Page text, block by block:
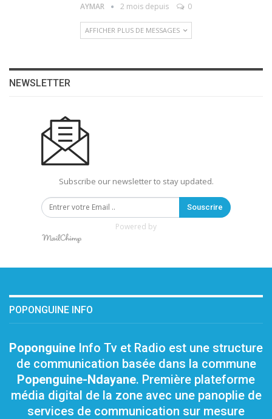
AYMAR 2 mois depuis 0
AFFICHER PLUS DE MESSAGES
NEWSLETTER
Subscribe our newsletter to stay updated.
Souscrire
Powered by
POPONGUINE INFO
Poponguine Info Tv et Radio est une structure
de communication basée dans la commune
Popenguine-Ndayane. Première plateforme
média digital de la zone avec une panoplie de
services de communication sur mesure